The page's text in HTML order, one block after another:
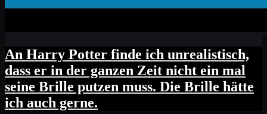
An Harry Potter finde ich unrealistisch,
dass er in der ganzen Zeit nicht ein mal
seine Brille putzen muss. Die Brille hätte
ich auch gerne.